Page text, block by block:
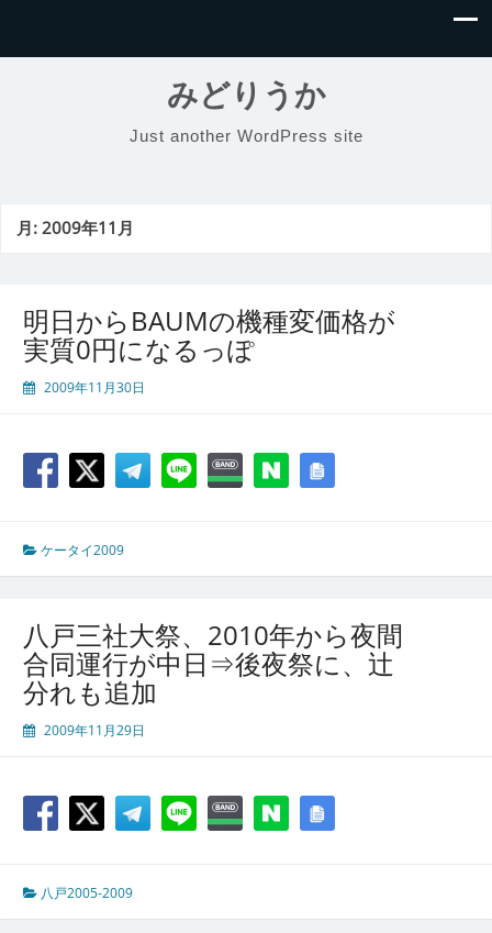
みどりうか
Just another WordPress site
月:2009年11月
明日からBAUMの機種変価格が
実質0円になるっぽ
2009年11月30日
ケータイ2009
八戸三社大祭、2010年から夜間
合同運行が中日⇒後夜祭に、辻
分れも追加
2009年11月29日
八戸2005-2009